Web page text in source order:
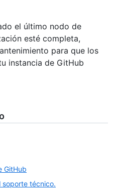
el último nodo de
esté completa,
para que los
instancia de GitHub
GitHub
soporte técnico.